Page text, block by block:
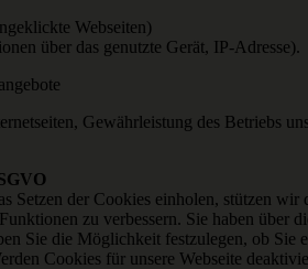
Webseiten)
über das genutzte Gerät, IP-Adresse).
Gewährleistung des Betriebs
der Cookies einholen, stützen
zu verbessern. Sie haben über
Sie die Möglichkeit festzulegen, ob
Cookies für unsere Webseite